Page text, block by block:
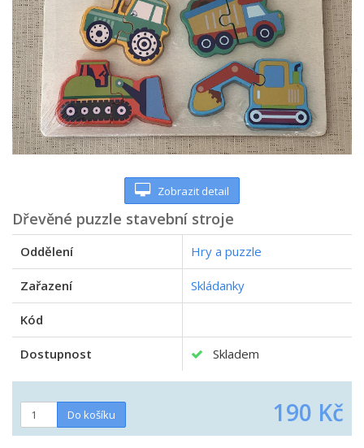
Zobrazit detail
Dřevěné puzzle stavební stroje
Oddělení Hry a puzzle
Zařazení Skládanky
Kód
Dostupnost Skladem
190 Kč